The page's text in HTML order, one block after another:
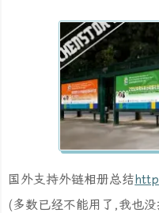
国外支持外链相册总结
(多数已经不能用了,我也